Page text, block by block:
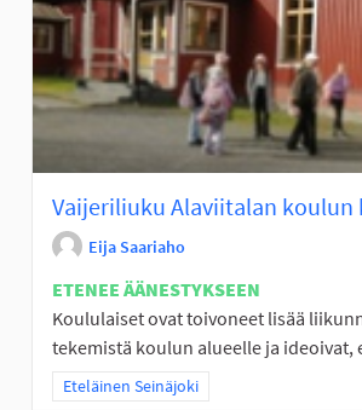
Vaijeriliuku Alaviitalan koulun
Eija Saariaho
ETENEE ÄÄNESTYKSEEN
Koululaiset ovat toivoneet lisää
tekemistä koulun alueelle ja ideoivat,
Rajaa tulokset teeman mukaan: Eteläinen
Eteläinen Seinäjoki